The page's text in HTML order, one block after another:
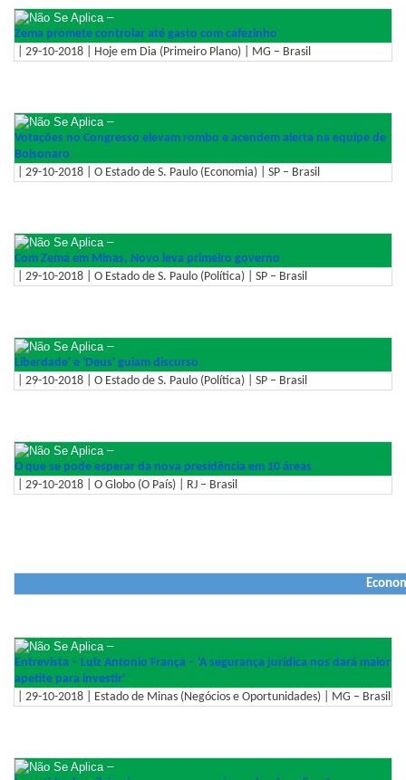
–
Zema promete controlar até gasto com cafezinho
| 29-10-2018 | Hoje em Dia (Primeiro Plano) | MG – Brasil
–
Votações no Congresso elevam rombo e acendem alerta na equipe de
Bolsonaro
| 29-10-2018 | O Estado de S. Paulo (Economia) | SP – Brasil
–
Com Zema em Minas, Novo leva primeiro governo
| 29-10-2018 | O Estado de S. Paulo (Política) | SP – Brasil
–
Liberdade' e 'Deus' guiam discurso
| 29-10-2018 | O Estado de S. Paulo (Política) | SP – Brasil
–
O que se pode esperar da nova presidência em 10 áreas
| 29-10-2018 | O Globo (O País) | RJ – Brasil
–
Entrevista – Luiz Antonio França – 'A segurança jurídica nos dará maior
apetite para investir'
| 29-10-2018 | Estado de Minas (Negócios e Oportunidades) | MG – Brasil
–